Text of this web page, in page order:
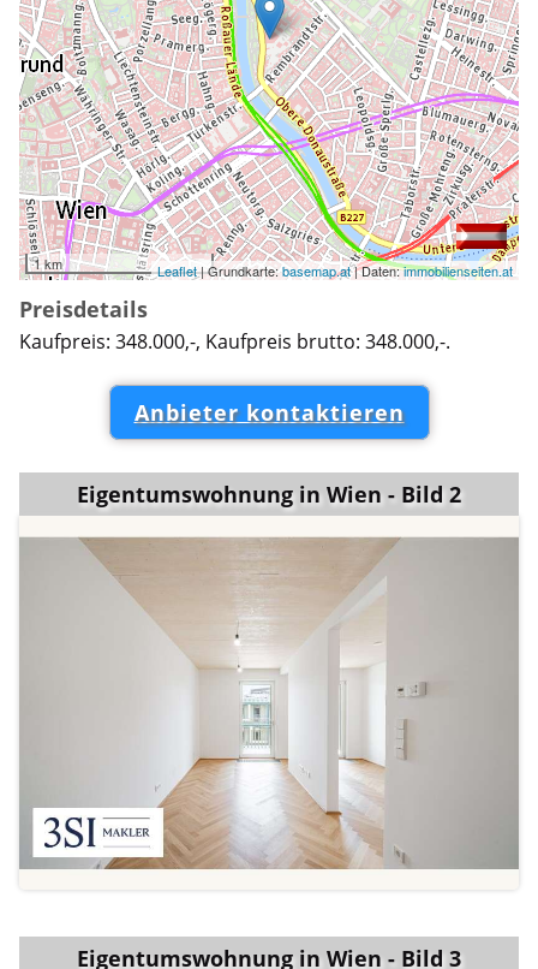
1 km Leaflet| Grundkarte:basemap.at| Daten:immobilienseiten.at
Preisdetails
Kaufpreis: 348.000,-, Kaufpreis brutto: 348.000,-.
Anbieter kontaktieren
Eigentumswohnung in Wien - Bild 2
Eigentumswohnung in Wien - Bild 3